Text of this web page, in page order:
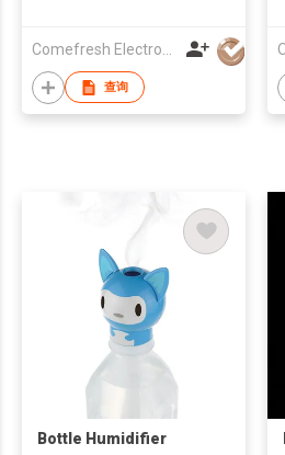
查询
Bottle Humidifier